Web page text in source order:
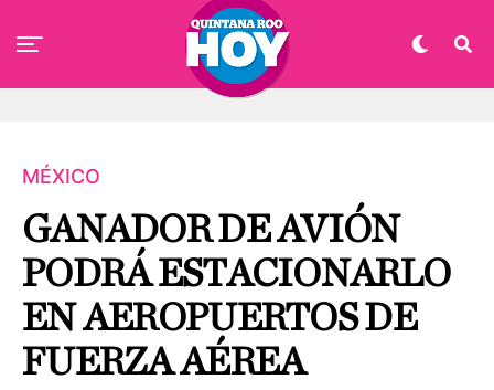
MÉXICO
GANADOR DE AVIÓN
PODRÁ ESTACIONARLO
EN AEROPUERTOS DE
FUERZA AÉREA